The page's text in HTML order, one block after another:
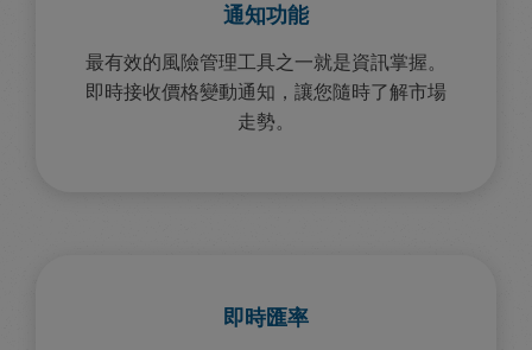
通知功能
最有效的風險管理工具之一就是資訊掌握。
即時接收價格變動通知，讓您隨時了解市場
走勢。
即時匯率